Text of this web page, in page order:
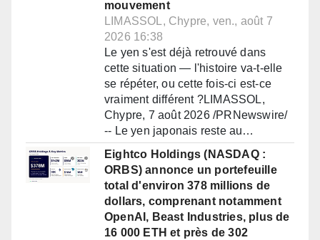
mouvement
LIMASSOL, Chypre, ven., août 7
2026 16:38
Le yen s'est déjà retrouvé dans
cette situation — l'histoire va-t-elle
se répéter, ou cette fois-ci est-ce
vraiment différent ?LIMASSOL,
Chypre, 7 août 2026 /PRNewswire/
-- Le yen japonais reste au…
Eightco Holdings (NASDAQ :
ORBS) annonce un portefeuille
total d'environ 378 millions de
dollars, comprenant notamment
OpenAI, Beast Industries, plus de
16 000 ETH et près de 302